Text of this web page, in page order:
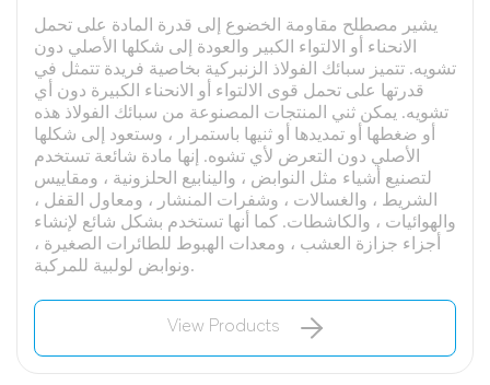
يشير مصطلح مقاومة الخضوع إلى قدرة المادة على تحمل
الانحناء أو الالتواء الكبير والعودة إلى شكلها الأصلي دون
تشويه. تتميز سبائك الفولاذ الزنبركية بخاصية فريدة تتمثل في
قدرتها على تحمل قوى الالتواء أو الانحناء الكبيرة دون أي
تشويه. يمكن ثني المنتجات المصنوعة من سبائك الفولاذ هذه
أو ضغطها أو تمديدها أو ثنيها باستمرار ، وستعود إلى شكلها
الأصلي دون التعرض لأي تشوه. إنها مادة شائعة تستخدم
لتصنيع أشياء مثل النوابض ، والينابيع الحلزونية ، ومقاييس
الشريط ، والغسالات ، وشفرات المنشار ، ومعاول القفل ،
والهوائيات ، والكاشطات. كما أنها تستخدم بشكل شائع لإنشاء
أجزاء جزازة العشب ، ومعدات الهبوط للطائرات الصغيرة ،
ونوابض لولبية للمركبة.
View Products